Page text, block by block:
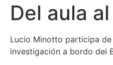
Del aula
Lucio Minotto participa de
investigación a bordo del